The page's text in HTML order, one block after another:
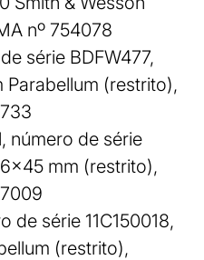
nº 754078
série BDFW477,
Parabellum (restrito),
número de série
mm (restrito),
de série 11C150018,
(restrito),